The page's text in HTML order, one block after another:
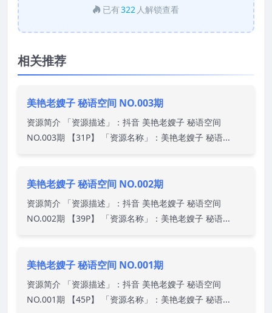
已有322 人解锁查看
相关推荐
美艳老嫂子 秘语空间 NO.003期
资源简介 「资源描述」：抖音 美艳老嫂子 秘语空间
NO.003期 【31P】 「资源名称」：美艳老嫂子 秘语...
美艳老嫂子 秘语空间 NO.002期
资源简介 「资源描述」：抖音 美艳老嫂子 秘语空间
NO.002期 【39P】 「资源名称」：美艳老嫂子 秘语...
美艳老嫂子 秘语空间 NO.001期
资源简介 「资源描述」：抖音 美艳老嫂子 秘语空间
NO.001期 【45P】 「资源名称」：美艳老嫂子 秘语...